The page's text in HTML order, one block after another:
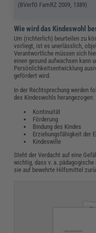
(BVerfG FamRZ 2009, 1389)
Wie wird das Kindeswohl
Um (richterlich) beurteilen zu
vorliegt, ist es unerlässlich,
Verantwortliche müssen sich
einen gesund aufwachsen kann
Persönlichkeitsentwicklung
gefördert wird.
In der Rechtsprechung werden
des Kindeswohls herangezogen:
Kontinuität
Förderung
Bindung des Kindes
Erziehungsfähigkeit der
Kindeswille
Steht der Verdacht auf eine
wichtig, dass v. a.
sie auf bewehrte Hilfsmittel